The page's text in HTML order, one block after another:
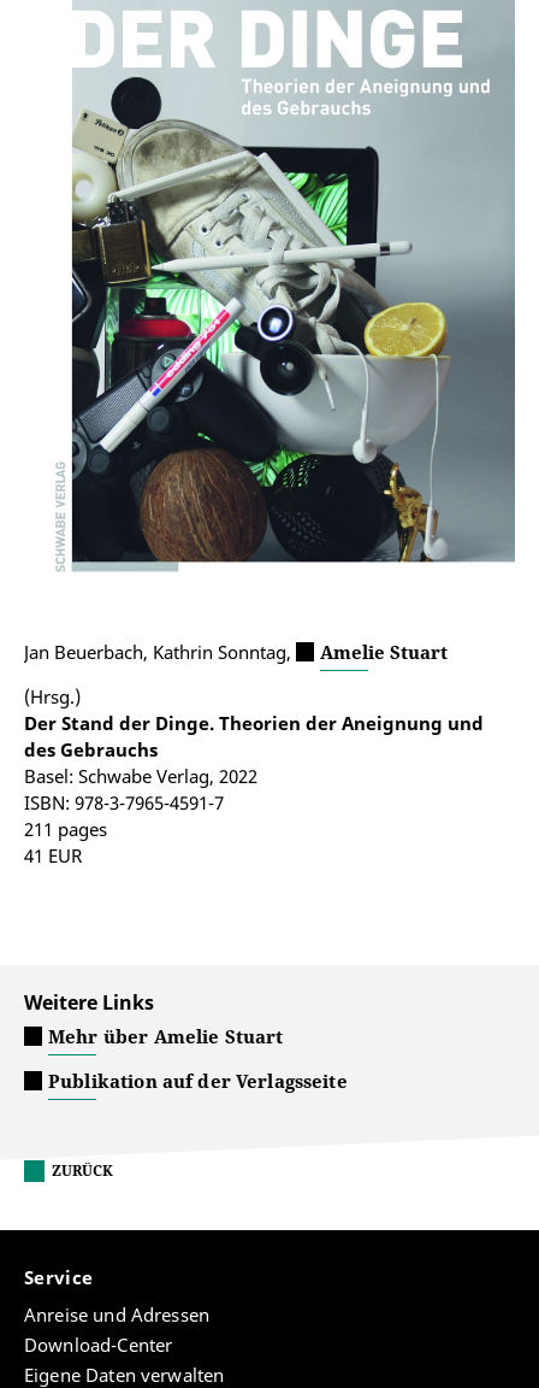
Jan Beuerbach, Kathrin Sonntag,
Amelie Stuart
(Hrsg.)
Der Stand der Dinge. Theorien der Aneignung und
des Gebrauchs
Basel: Schwabe Verlag, 2022
ISBN: 978-3-7965-4591-7
211 pages
41 EUR
Weitere Links
Mehr über Amelie Stuart
Publikation auf der Verlagsseite
ZURÜCK
Service
Anreise und Adressen
Download-Center
Eigene Daten verwalten